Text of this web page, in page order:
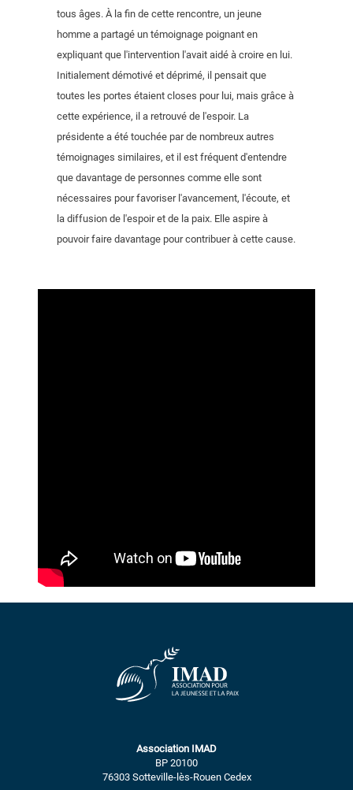
tous âges. À la fin de cette rencontre, un jeune
homme a partagé un témoignage poignant en
expliquant que l'intervention l'avait aidé à croire en lui.
Initialement démotivé et déprimé, il pensait que
toutes les portes étaient closes pour lui, mais grâce à
cette expérience, il a retrouvé de l'espoir. La
présidente a été touchée par de nombreux autres
témoignages similaires, et il est fréquent d'entendre
que davantage de personnes comme elle sont
nécessaires pour favoriser l'avancement, l'écoute, et
la diffusion de l'espoir et de la paix. Elle aspire à
pouvoir faire davantage pour contribuer à cette cause.
Association IMAD
BP 20100
76303 Sotteville-lès-Rouen Cedex